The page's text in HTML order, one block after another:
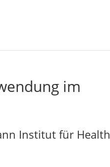
im
Institut für Health